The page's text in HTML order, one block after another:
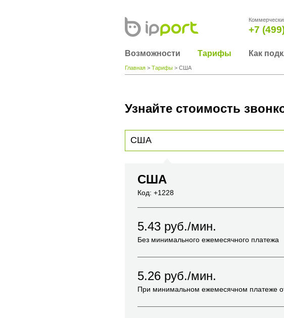
+7
Возможности Тарифы Как
Главная > Тарифы > США
Узнайте стоимость
США
Код: +1228
5.43 руб./мин.
Без минимального ежемесячного платежа
5.26 руб./мин.
При минимальном ежемесячном платеже